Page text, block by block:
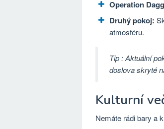
Operation
Druhý pokoj:
atmosféru.
Tip : Aktuální
doslova skryté
Kulturní
Nemáte rádi bary a